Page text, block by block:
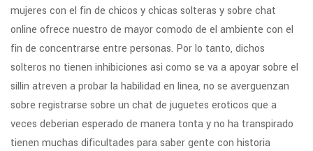
mujeres con el fin de chicos y chicas solteras y sobre chat
online ofrece nuestro de mayor comodo de el ambiente con el
fin de concentrarse entre personas. Por lo tanto, dichos
solteros no tienen inhibiciones asi­ como se va a apoyar sobre el
silli­n atreven a probar la habilidad en linea, no se averguenzan
sobre registrarse sobre un chat de juguetes eroticos que a
veces deberian esperado de manera tonta y no ha transpirado
tienen muchas dificultades para saber gente con historia